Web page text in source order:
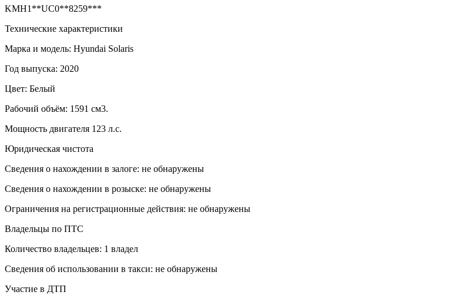
KMH1**UC0**8259***
Технические характеристики
Марка и модель: Hyundai Solaris
Год выпуска: 2020
Цвет: Белый
Рабочий объём: 1591 см3.
Мощность двигателя 123 л.с.
Юридическая чистота
Сведения о нахождении в залоге: не обнаружены
Сведения о нахождении в розыске: не обнаружены
Ограничения на регистрационные действия: не обнаружены
Владельцы по ПТС
Количество владельцев: 1 владел
Сведения об использовании в такси: не обнаружены
Участие в ДТП